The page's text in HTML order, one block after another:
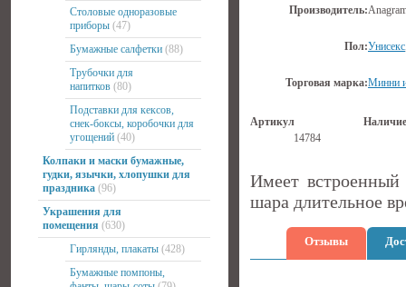
Столовые одноразовые
приборы (47)
Бумажные салфетки (88)
Трубочки для
напитков (80)
Подставки для кексов,
снек-боксы, коробочки для
угощений (40)
Колпаки и маски бумажные,
гудки, язычки, хлопушки для
праздника (96)
Украшения для
помещения (630)
Гирлянды, плакаты (428)
Бумажные помпоны,
Производитель:
Пол:Унисекс
Торговая марка:Минни
Артикул
Наличие
14784
Имеет встроенный
шара длительное
Отзывы